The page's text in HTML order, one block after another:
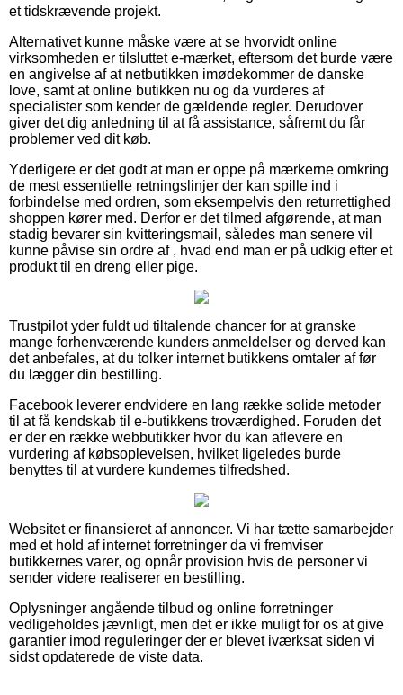
et tidskrævende projekt.
Alternativet kunne måske være at se hvorvidt online
virksomheden er tilsluttet e-mærket, eftersom det burde være
en angivelse af at netbutikken imødekommer de danske
love, samt at online butikken nu og da vurderes af
specialister som kender de gældende regler. Derudover
giver det dig anledning til at få assistance, såfremt du får
problemer ved dit køb.
Yderligere er det godt at man er oppe på mærkerne omkring
de mest essentielle retningslinjer der kan spille ind i
forbindelse med ordren, som eksempelvis den returrettighed
shoppen kører med. Derfor er det tilmed afgørende, at man
stadig bevarer sin kvitteringsmail, således man senere vil
kunne påvise sin ordre af , hvad end man er på udkig efter et
produkt til en dreng eller pige.
Trustpilot yder fuldt ud tiltalende chancer for at granske
mange forhenværende kunders anmeldelser og derved kan
det anbefales, at du tolker internet butikkens omtaler af før
du lægger din bestilling.
Facebook leverer endvidere en lang række solide metoder
til at få kendskab til e-butikkens troværdighed. Foruden det
er der en række webbutikker hvor du kan aflevere en
vurdering af købsoplevelsen, hvilket ligeledes burde
benyttes til at vurdere kundernes tilfredshed.
Websitet er finansieret af annoncer. Vi har tætte samarbejder
med et hold af internet forretninger da vi fremviser
butikkernes varer, og opnår provision hvis de personer vi
sender videre realiserer en bestilling.
Oplysninger angående tilbud og online forretninger
vedligeholdes jævnligt, men det er ikke muligt for os at give
garantier imod reguleringer der er blevet iværksat siden vi
sidst opdaterede de viste data.